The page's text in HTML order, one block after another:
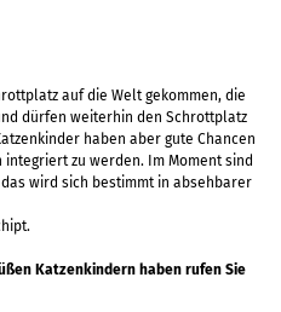
auf die Welt gekommen, die
dürfen weiterhin den Schrottplatz
haben aber gute Chancen
zu werden. Im Moment sind
wird sich bestimmt in absehbarer
Katzenkindern haben rufen Sie